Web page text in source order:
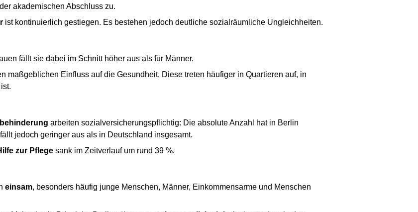
akademischen Abschluss zu.
ist kontinuierlich gestiegen. Es bestehen jedoch deutliche sozialräumliche Ungleichheiten.
fällt sie dabei im Schnitt höher aus als für Männer.
maßgeblichen Einfluss auf die Gesundheit. Diese treten häufiger in Quartieren auf, in
arbeiten sozialversicherungspflichtig: Die absolute Anzahl hat in Berlin
jedoch geringer aus als in Deutschland insgesamt.
zur Pflegesank im Zeitverlauf um rund 39 %.
einsam, besonders häufig junge Menschen, Männer, Einkommensarme und Menschen